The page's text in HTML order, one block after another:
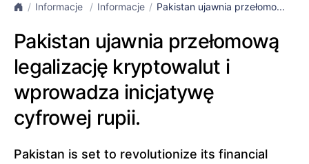
Informacje Informacje Pakistan ujawnia przełomo...
Pakistan ujawnia przełomową
legalizację kryptowalut i
wprowadza inicjatywę
cyfrowej rupii.
Pakistan is set to revolutionize its financial